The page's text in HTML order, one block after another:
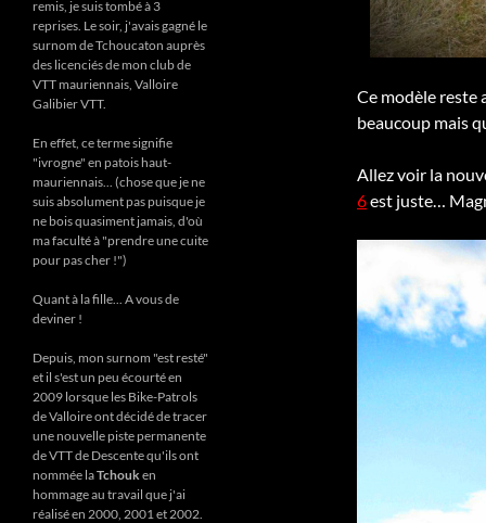
Ce modèle reste
beaucoup mais
Allez voir la
6est juste…
remis, je suis tombé à 3
reprises. Le soir, j'avais gagné le
surnom de Tchoucaton auprès
des licenciés de mon club de
VTT mauriennais, Valloire
Galibier VTT.
En effet, ce terme signifie
"ivrogne" en patois haut-
mauriennais... (chose que je ne
suis absolument pas puisque je
ne bois quasiment jamais, d'où
ma faculté à "prendre une cuite
pour pas cher !")
Quant à la fille... A vous de
deviner !
Depuis, mon surnom "est resté"
et il s'est un peu écourté en
2009 lorsque les Bike-Patrols
de Valloire ont décidé de tracer
une nouvelle piste permanente
de VTT de Descente qu'ils ont
nommée laTchouken
hommage au travail que j'ai
réalisé en 2000, 2001 et 2002.